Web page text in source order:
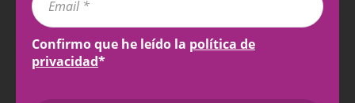
Confirmo que he leído la política de
privacidad*